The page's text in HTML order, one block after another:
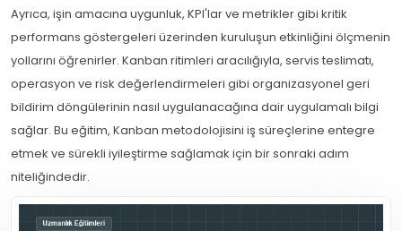
Ayrıca, işin amacına uygunluk, KPI'lar ve metrikler gibi kritik
performans göstergeleri üzerinden kuruluşun etkinliğini ölçmenin
yollarını öğrenirler. Kanban ritimleri aracılığıyla, servis teslimatı,
operasyon ve risk değerlendirmeleri gibi organizasyonel geri
bildirim döngülerinin nasıl uygulanacağına dair uygulamalı bilgi
sağlar. Bu eğitim, Kanban metodolojisini iş süreçlerine entegre
etmek ve sürekli iyileştirme sağlamak için bir sonraki adım
niteliğindedir.